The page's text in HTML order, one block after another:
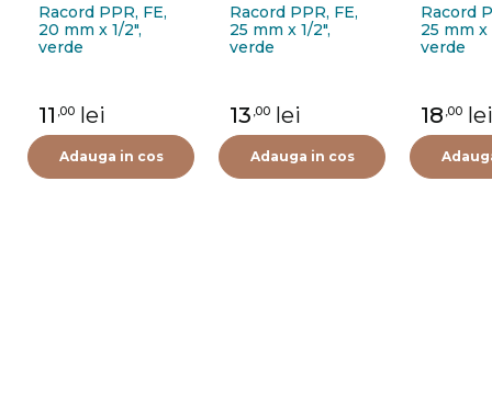
Racord PPR, FE,
20 mm x 1/2",
verde
11 ,00 lei
Adauga in cos
Racord PPR, FE,
25 mm x 1/2",
verde
13 ,00 lei
Adauga in cos
Racord
25 mm x
verde
18 ,00 lei